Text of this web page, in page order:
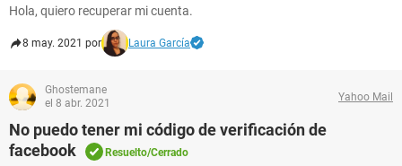
Hola, quiero recuperar mi cuenta.
8 may. 2021 por Laura García
Ghostemane
el 8 abr. 2021
Yahoo Mail
No puedo tener mi código de verificación de
facebook
Resuelto/Cerrado